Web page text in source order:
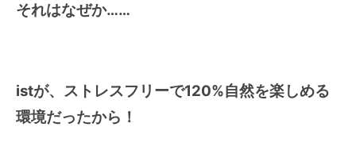
それはなぜか……
istが、ストレスフリーで120%自然を楽しめる
環境だったから！